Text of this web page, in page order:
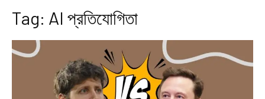
Tag: AI প্রতিযোগিতা